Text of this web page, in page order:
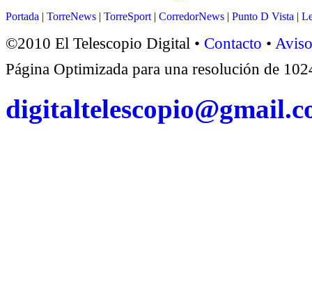
Portada | TorreNews | TorreSport | CorredorNews | Punto D Vista |
©2010 El Telescopio Digital • Contacto •
Página Optimizada para una resolución de